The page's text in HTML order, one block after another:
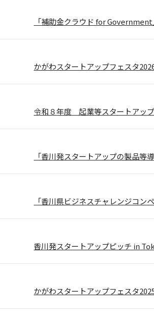
「補助金クラウド for
かがわスタートアップフェスタ
令和８年度 起業等スタートアッ
「香川発スタートアップの製品等
「香川県ビジネスチャレンジコン
香川発スタートアップピッチ in
かがわスタートアップフェスタ